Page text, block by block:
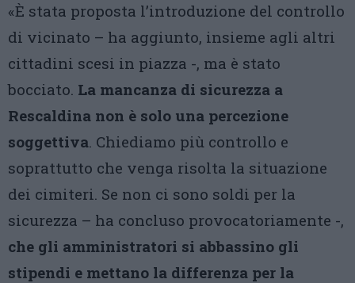
«È stata proposta l’introduzione del controllo
di vicinato – ha aggiunto, insieme agli altri
cittadini scesi in piazza -, ma è stato
bocciato. La mancanza di sicurezza a
Rescaldina non è solo una percezione
soggettiva. Chiediamo più controllo e
soprattutto che venga risolta la situazione
dei cimiteri. Se non ci sono soldi per la
sicurezza – ha concluso provocatoriamente -,
che gli amministratori si abbassino gli
stipendi e mettano la differenza per la